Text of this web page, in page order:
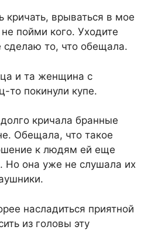
врываться в мое
пойми кого. Уходите
то, что обещала.
и та женщина с
то покинули купе.
кричала бранные
Обещала, что такое
к людям ей еще
Но она уже не слушала их
насладиться приятной
из головы эту